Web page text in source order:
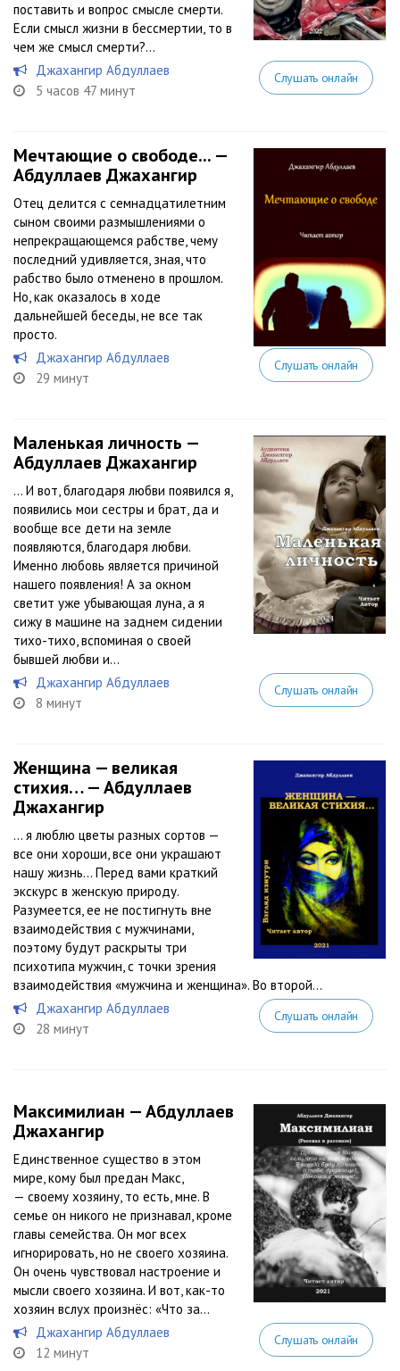
поставить и вопрос смысле смерти.
Если смысл жизни в бессмертии, то в
чем же смысл смерти?...
Джахангир Абдуллаев
5 часов 47 минут
Слушать онлайн
Мечтающие о свободе... —
Абдуллаев Джахангир
Отец делится с семнадцатилетним
сыном своими размышлениями о
непрекращающемся рабстве, чему
последний удивляется, зная, что
рабство было отменено в прошлом.
Но, как оказалось в ходе
дальнейшей беседы, не все так
просто.
Джахангир Абдуллаев
29 минут
Слушать онлайн
Маленькая личность —
Абдуллаев Джахангир
… И вот, благодаря любви появился я,
появились мои сестры и брат, да и
вообще все дети на земле
появляются, благодаря любви.
Именно любовь является причиной
нашего появления! А за окном
светит уже убывающая луна, а я
сижу в машине на заднем сидении
тихо-тихо, вспоминая о своей
бывшей любви и...
Джахангир Абдуллаев
8 минут
Слушать онлайн
Женщина — великая
стихия… — Абдуллаев
Джахангир
… я люблю цветы разных сортов —
все они хороши, все они украшают
нашу жизнь… Перед вами краткий
экскурс в женскую природу.
Разумеется, ее не постигнуть вне
взаимодействия с мужчинами,
поэтому будут раскрыты три
психотипа мужчин, с точки зрения
взаимодействия «мужчина и женщина». Во второй...
Джахангир Абдуллаев
28 минут
Слушать онлайн
Максимилиан — Абдуллаев
Джахангир
Единственное существо в этом
мире, кому был предан Макс,
— своему хозяину, то есть, мне. В
семье он никого не признавал, кроме
главы семейства. Он мог всех
игнорировать, но не своего хозяина.
Он очень чувствовал настроение и
мысли своего хозяина. И вот, как-то
хозяин вслух произнёс: «Что за...
Джахангир Абдуллаев
12 минут
Слушать онлайн